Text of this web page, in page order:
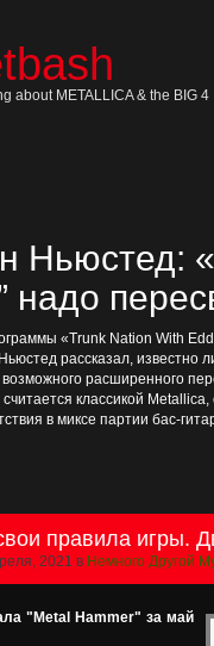
about METALLICA & the BIG 4
Ньюстед:
надо
«Trunk Nation With
рассказал, известно
расширенного
классикой
в миксе партии бас-
правила игры.
2021 в Немного Другой
"Metal Hammer" за май